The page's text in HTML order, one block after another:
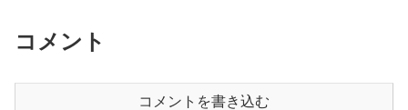
コメント
コメントを書き込む